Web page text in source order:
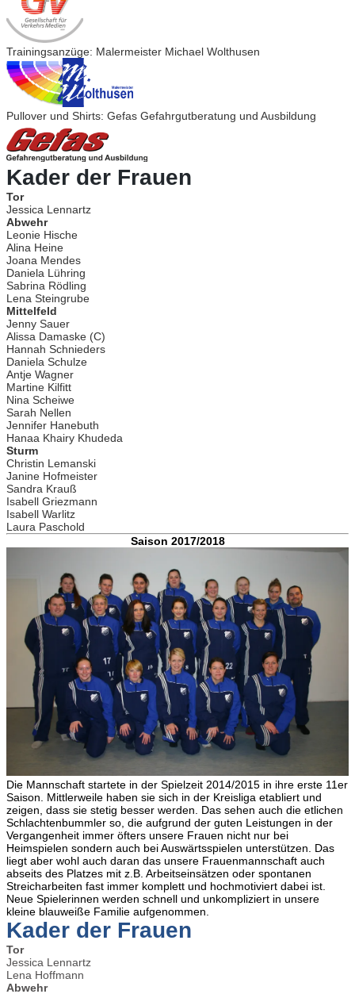
Trainingsanzüge: Malermeister Michael Wolthusen
Pullover und Shirts: Gefas Gefahrgutberatung und Ausbildung
Kader der Frauen
Tor
Jessica Lennartz
Abwehr
Leonie Hische
Alina Heine
Joana Mendes
Daniela Lühring
Sabrina Rödling
Lena Steingrube
Mittelfeld
Jenny Sauer
Alissa Damaske (C)
Hannah Schnieders
Daniela Schulze
Antje Wagner
Martine Kilfitt
Nina Scheiwe
Sarah Nellen
Jennifer Hanebuth
Hanaa Khairy Khudeda
Sturm
Christin Lemanski
Janine Hofmeister
Sandra Krauß
Isabell Griezmann
Isabell Warlitz
Laura Paschold
Saison 2017/2018
Die Mannschaft startete in der Spielzeit 2014/2015 in ihre erste 11er
Saison. Mittlerweile haben sie sich in der Kreisliga etabliert und
zeigen, dass sie stetig besser werden. Das sehen auch die etlichen
Schlachtenbummler so, die aufgrund der guten Leistungen in der
Vergangenheit immer öfters unsere Frauen nicht nur bei
Heimspielen sondern auch bei Auswärtsspielen unterstützen. Das
liegt aber wohl auch daran das unsere Frauenmannschaft auch
abseits des Platzes mit z.B. Arbeitseinsätzen oder spontanen
Streicharbeiten fast immer komplett und hochmotiviert dabei ist.
Neue Spielerinnen werden schnell und unkompliziert in unsere
kleine blauweiße Familie aufgenommen.
Kader der Frauen
Tor
Jessica Lennartz
Lena Hoffmann
Abwehr